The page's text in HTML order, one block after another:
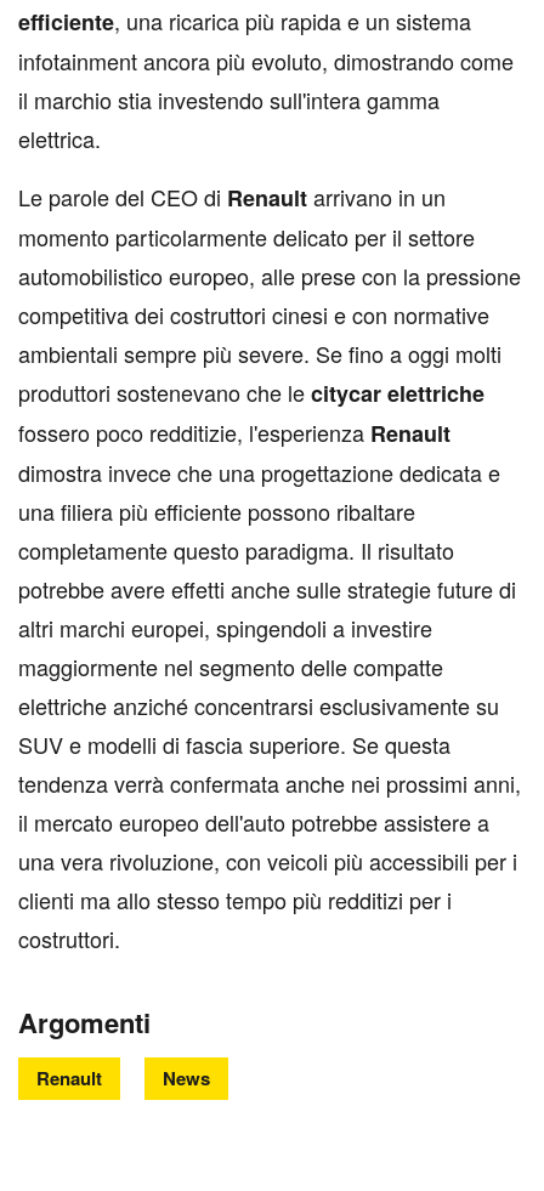
efficiente, una ricarica più rapida e un sistema
infotainment ancora più evoluto, dimostrando come
il marchio stia investendo sull'intera gamma
elettrica.
Le parole del CEO di Renaultarrivano in un
momento particolarmente delicato per il settore
automobilistico europeo, alle prese con la pressione
competitiva dei costruttori cinesi e con normative
ambientali sempre più severe. Se fino a oggi molti
produttori sostenevano che lecitycar elettriche
fossero poco redditizie, l'esperienza Renault
dimostra invece che una progettazione dedicata e
una filiera più efficiente possono ribaltare
completamente questo paradigma. Il risultato
potrebbe avere effetti anche sulle strategie future di
altri marchi europei, spingendoli a investire
maggiormente nel segmento delle compatte
elettriche anziché concentrarsi esclusivamente su
SUV e modelli di fascia superiore. Se questa
tendenza verrà confermata anche nei prossimi anni,
il mercato europeo dell'auto potrebbe assistere a
una vera rivoluzione, con veicoli più accessibili per i
clienti ma allo stesso tempo più redditizi per i
costruttori.
Argomenti
Renault News